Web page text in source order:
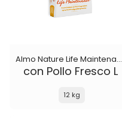
Almo Nature Life Maintenance
con Pollo Fresco L
12 kg